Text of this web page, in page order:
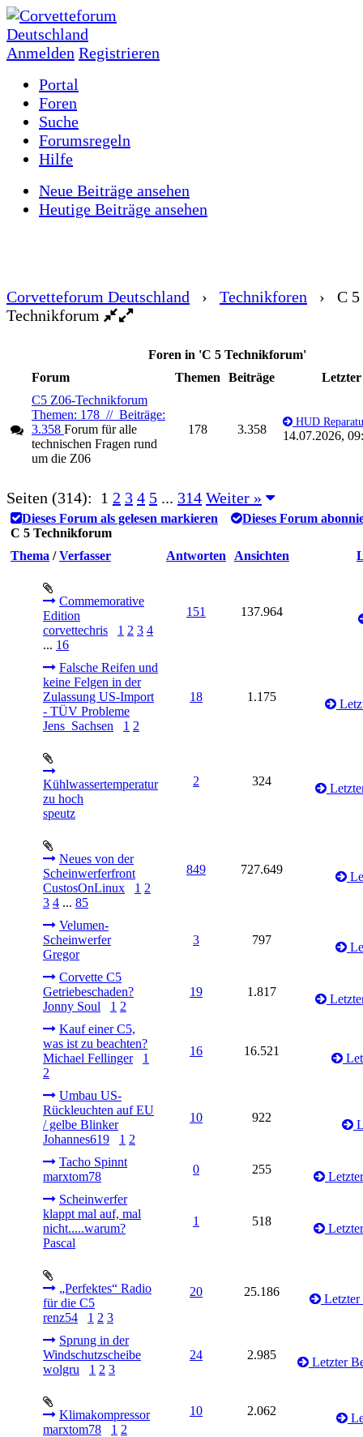
Anmelden Registrieren
Portal
Foren
Suche
Forumsregeln
Hilfe
Neue Beiträge ansehen
Heutige Beiträge ansehen
Corvetteforum Deutschland › Technikforen › C 5
Technikforum
Foren in 'C 5 Technikforum'
Forum
Themen Beiträge
C5 Z06-Technikforum
Themen: 178 // Beiträge:
3.358 Forum für alle
technischen Fragen rund
um die Z06
178 3.358
HUD
14.07.2026,
Seiten (314): 1 2 3 4 5 ... 314 Weiter »
Dieses Forum als gelesen markieren
Dieses Forum
C 5 Technikforum
Thema /Verfasser Antworten Ansichten
Commemorative
Edition
corvettechris
1 2 3 4
... 16
151 137.964
Falsche Reifen und
keine Felgen in der
Zulassung US-Import
- TÜV Probleme
Jens_Sachsen
1 2
18 1.175
Kühlwassertemperatur
zu hoch
speutz
2 324
Neues von der
Scheinwerferfront
CustosOnLinux
1 2
3 4 ... 85
849 727.649
Velumen-
Scheinwerfer
Gregor
3 797
Corvette C5
Getriebeschaden?
Jonny Soul
1 2
19 1.817
Kauf einer C5,
was ist zu beachten?
Michael Fellinger
1
2
16 16.521
Umbau US-
Rückleuchten auf EU
/ gelbe Blinker
Johannes619
1 2
10 922
Tacho Spinnt
marxtom78
0 255
Scheinwerfer
klappt mal auf, mal
nicht.....warum?
Pascal
1 518
„Perfektes“ Radio
für die C5
renz54
1 2 3
20 25.186
Letzter
Sprung in der
Windschutzscheibe
wolgru
1 2 3
24 2.985
Letzter
Klimakompressor
marxtom78
1 2
10 2.062